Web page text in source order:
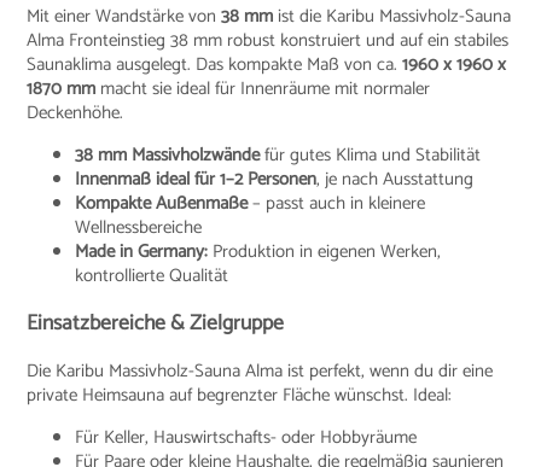
Mit einer Wandstärke von38 mmist die Karibu Massivholz-Sauna
Alma Fronteinstieg 38 mm robust konstruiert und auf ein stabiles
Saunaklima ausgelegt. Das kompakte Maß von ca.1960 x 1960 x
1870 mm macht sie ideal für Innenräume mit normaler
Deckenhöhe.
38 mm Massivholzwändefür gutes Klima und Stabilität
Innenmaß ideal für 1–2 Personen, je nach Ausstattung
Kompakte Außenmaße– passt auch in kleinere
Wellnessbereiche
Made in Germany: Produktion in eigenen Werken,
kontrollierte Qualität
Einsatzbereiche & Zielgruppe
Die Karibu Massivholz-Sauna Alma ist perfekt, wenn du dir eine
private Heimsauna auf begrenzter Fläche wünschst. Ideal:
Für Keller, Hauswirtschafts- oder Hobbyräume